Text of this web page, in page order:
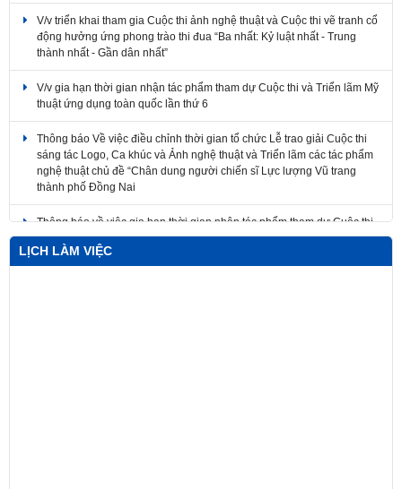
V/v triển khai tham gia Cuộc thi ảnh nghệ thuật và Cuộc thi vẽ tranh cổ
động hưởng ứng phong trào thi đua “Ba nhất: Kỷ luật nhất - Trung
thành nhất - Gần dân nhất”
V/v gia hạn thời gian nhận tác phẩm tham dự Cuộc thi và Triển lãm Mỹ
thuật ứng dụng toàn quốc lần thứ 6
Thông báo Về việc điều chỉnh thời gian tổ chức Lễ trao giải Cuộc thi
sáng tác Logo, Ca khúc và Ảnh nghệ thuật và Triển lãm các tác phẩm
nghệ thuật chủ đề “Chân dung người chiến sĩ Lực lượng Vũ trang
thành phố Đồng Nai
Thông báo về việc gia hạn thời gian nhận tác phẩm tham dự Cuộc thi
sáng tác mẫu biểu trưng Năm APEC 2027 tại Việt Nam
LỊCH LÀM VIỆC